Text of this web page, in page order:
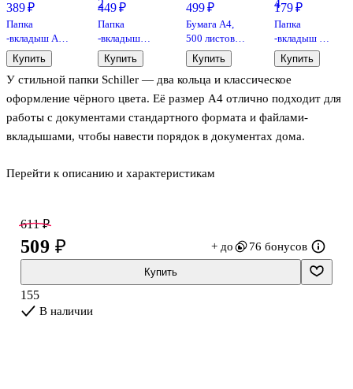
У стильной папки Schiller — два кольца и классическое
оформление чёрного цвета. Её размер А4 отлично подходит для
работы с документами стандартного формата и файлами-
вкладышами, чтобы навести порядок в документах дома.
Плотная обложка защищает бумаги от заломов и грязи, а
добавить или переставить листы.
Schiller — это собственный бренд Читай-города, где каждая
деталь продумана до мелочей.
Перейти к описанию и характеристикам
389 ₽
Папка
-вкладыш А4,
100 шт/уп, 30
мкм, гладкая,
GoodMark
Купить
449 ₽
Папка
-вкладыш
«Апельсиновая
корка» А4,
100 шт/уп,
40 мкм,
Купить
499 ₽
Бумага А4,
500 листов,
«SvetoCopy»,
Svetocopy
Купить
179 ₽
Папка
-вкладыш А4,
25 шт/уп, 30
мкм, гладкая,
GoodMark
Купить
611 ₽
509 ₽ + до 76 бонусов
Купить
155
В наличии